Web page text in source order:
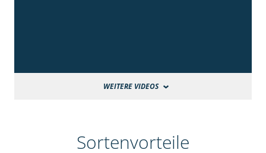
WEITERE VIDEOS
Sortenvorteile